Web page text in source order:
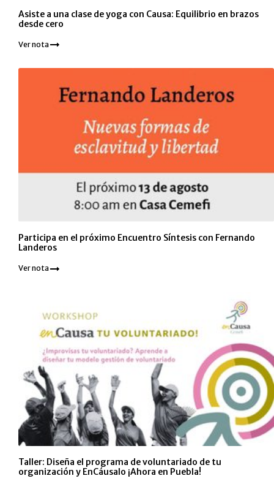
Asiste a una clase de yoga con Causa: Equilibrio en brazos
desde cero
Ver nota
Participa en el próximo Encuentro Síntesis con Fernando
Landeros
Ver nota
Taller: Diseña el programa de voluntariado de tu
organización y EnCáusalo ¡Ahora en Puebla!